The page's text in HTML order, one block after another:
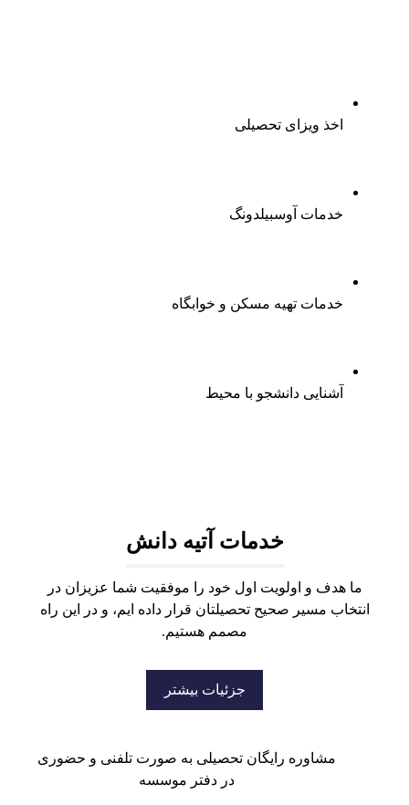
اخذ ویزای تحصیلی
خدمات آوسبیلدونگ
خدمات تهیه مسکن و خوابگاه
آشنایی دانشجو با محیط
خدمات آتیه دانش
ما هدف و اولویت اول خود را موفقیت شما عزیزان در
انتخاب مسیر صحیح تحصیلتان قرار داده ایم، و در این راه
مصمم هستیم.
جزئیات بیشتر
مشاوره رایگان تحصیلی به صورت تلفنی و حضوری
در دفتر موسسه